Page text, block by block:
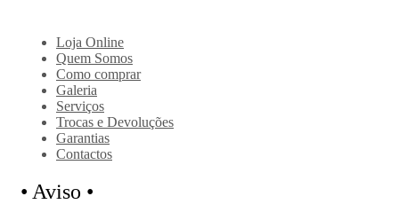
Loja Online
Quem Somos
Como comprar
Galeria
Serviços
Trocas e Devoluções
Garantias
Contactos
• Aviso •